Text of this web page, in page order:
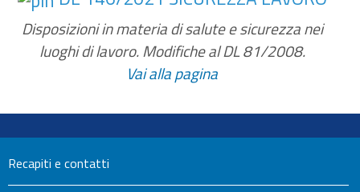
Disposizioni in materia di salute e sicurezza nei
luoghi di lavoro. Modifiche al DL 81/2008.
Vai alla pagina
Recapiti e contatti